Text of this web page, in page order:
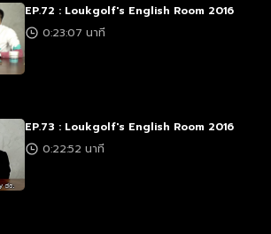
EP.72 : Loukgolf's English Room 2016
0:23:07 นาที
EP.73 : Loukgolf's English Room 2016
0:22:52 นาที